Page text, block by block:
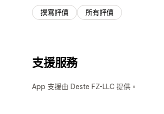
撰寫評價 所有評價
支援服務
App 支援由 Deste FZ-LLC 提供。